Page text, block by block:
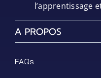
l’apprentissage
A PROPOS
FAQs